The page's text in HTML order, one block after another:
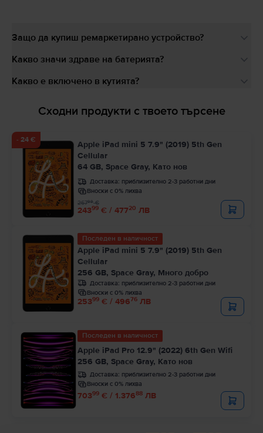
Защо да купиш ремаркетирано устройство?
Какво значи здраве на батерията?
Какво е включено в кутията?
Сходни продукти с твоето търсене
- 24 €
Apple iPad mini 5 7.9" (2019) 5th Gen
Cellular
64 GB, Space Gray, Като нов
Доставка: приблизително 2-3 работни дни
Вноски с 0% лихва
24399 € / 47720 ЛВ
26799€
Последен в наличност
Apple iPad mini 5 7.9" (2019) 5th Gen
Cellular
256 GB, Space Gray, Много добро
Доставка: приблизително 2-3 работни дни
Вноски с 0% лихва
25399 € / 49676 ЛВ
Последен в наличност
Apple iPad Pro 12.9" (2022) 6th Gen Wifi
256 GB, Space Gray, Като нов
Доставка: приблизително 2-3 работни дни
Вноски с 0% лихва
70399 € / 1.37688 ЛВ